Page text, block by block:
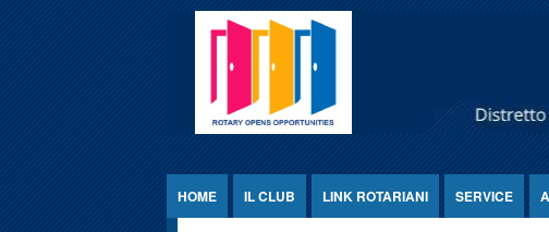
HOME IL CLUB LINK ROTARIANI SERVICE